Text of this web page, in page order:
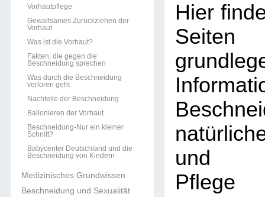
Vorhautpflege
Gewaltsames Zurückziehen der
Vorhaut
Was ist die Vorhaut?
Fakten, die gegen die
Beschneidung sprechen
Was durch die Beschneidung
verloren geht
Nachteile der Beschneidung
Ballonieren der Vorhaut
Beschneidung-Nur ein kleiner
Schnitt?
Babycenter Deutschland und die
Beschneidung von Kindern
Medizinisches Grundwissen
Beschneidung und Sexualität
Hier
und
Pflege